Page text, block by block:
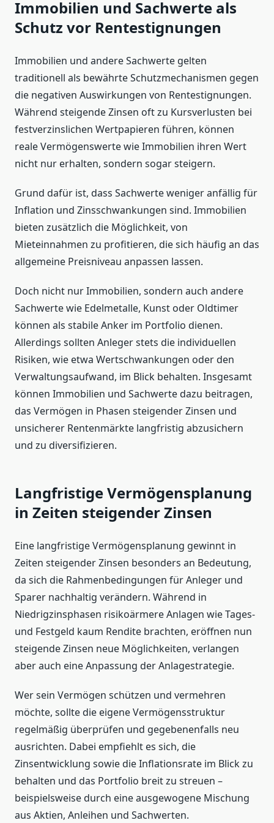
Immobilien und Sachwerte als
Schutz vor Rentestignungen
Immobilien und andere Sachwerte gelten
traditionell als bewährte Schutzmechanismen gegen
die negativen Auswirkungen von Rentestignungen.
Während steigende Zinsen oft zu Kursverlusten bei
festverzinslichen Wertpapieren führen, können
reale Vermögenswerte wie Immobilien ihren Wert
nicht nur erhalten, sondern sogar steigern.
Grund dafür ist, dass Sachwerte weniger anfällig für
Inflation und Zinsschwankungen sind. Immobilien
bieten zusätzlich die Möglichkeit, von
Mieteinnahmen zu profitieren, die sich häufig an das
allgemeine Preisniveau anpassen lassen.
Doch nicht nur Immobilien, sondern auch andere
Sachwerte wie Edelmetalle, Kunst oder Oldtimer
können als stabile Anker im Portfolio dienen.
Allerdings sollten Anleger stets die individuellen
Risiken, wie etwa Wertschwankungen oder den
Verwaltungsaufwand, im Blick behalten. Insgesamt
können Immobilien und Sachwerte dazu beitragen,
das Vermögen in Phasen steigender Zinsen und
unsicherer Rentenmärkte langfristig abzusichern
und zu diversifizieren.
Langfristige Vermögensplanung
in Zeiten steigender Zinsen
Eine langfristige Vermögensplanung gewinnt in
Zeiten steigender Zinsen besonders an Bedeutung,
da sich die Rahmenbedingungen für Anleger und
Sparer nachhaltig verändern. Während in
Niedrigzinsphasen risikoärmere Anlagen wie Tages-
und Festgeld kaum Rendite brachten, eröffnen nun
steigende Zinsen neue Möglichkeiten, verlangen
aber auch eine Anpassung der Anlagestrategie.
Wer sein Vermögen schützen und vermehren
möchte, sollte die eigene Vermögensstruktur
regelmäßig überprüfen und gegebenenfalls neu
ausrichten. Dabei empfiehlt es sich, die
Zinsentwicklung sowie die Inflationsrate im Blick zu
behalten und das Portfolio breit zu streuen –
beispielsweise durch eine ausgewogene Mischung
aus Aktien, Anleihen und Sachwerten.